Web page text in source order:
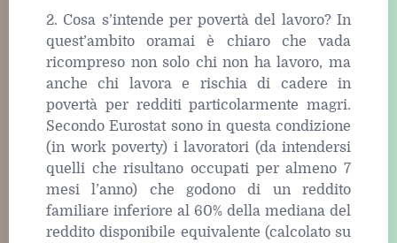
2. Cosa s’intende per povertà del lavoro? In
quest’ambito oramai è chiaro che vada
ricompreso non solo chi non ha lavoro, ma
anche chi lavora e rischia di cadere in
povertà per redditi particolarmente magri.
Secondo Eurostat sono in questa condizione
(in work poverty) i lavoratori (da intendersi
quelli che risultano occupati per almeno 7
mesi l’anno) che godono di un reddito
familiare inferiore al 60% della mediana del
reddito disponibile equivalente (calcolato su